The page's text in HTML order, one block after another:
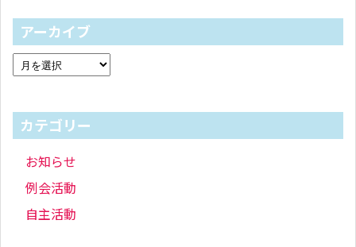
アーカイブ
カテゴリー
お知らせ
例会活動
自主活動